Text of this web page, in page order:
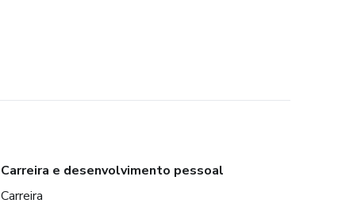
Carreira e desenvolvimento pessoal
Carreira